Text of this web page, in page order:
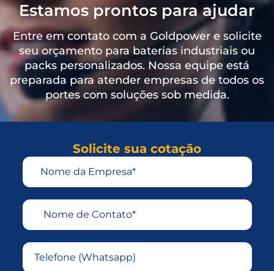
Estamos prontos para ajudar
Entre em contato com a Goldpower e solicite
seu orçamento para baterias industriais ou
packs personalizados. Nossa equipe está
preparada para atender empresas de todos os
portes com soluções sob medida.
Solicite sua cotação
Nome da Empresa*
Nome de Contato*
Telefone (Whatsapp)